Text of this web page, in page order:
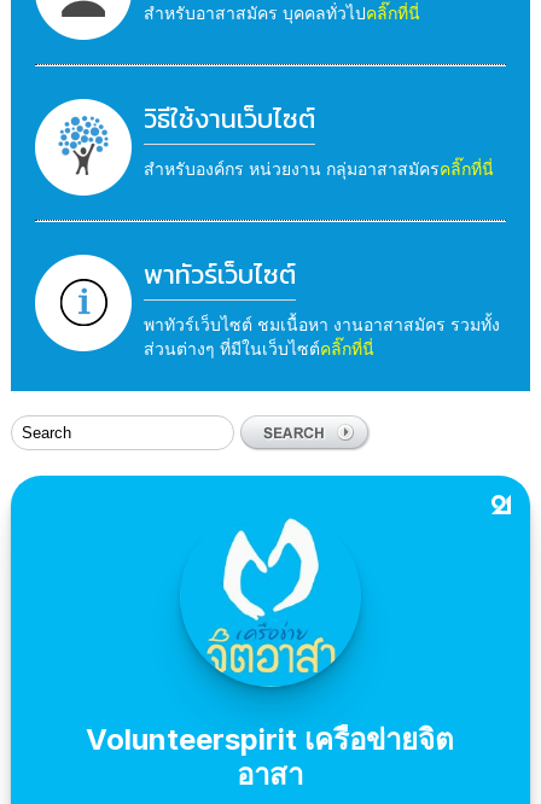
สำหรับอาสาสมัคร บุคคลทั่วไปคลิ๊กที่นี่
วิธีใช้งานเว็บไซต์
สำหรับองค์กร หน่วยงาน กลุ่มอาสาสมัครคลิ๊กที่นี่
พาทัวร์เว็บไซต์
พาทัวร์เว็บไซต์ ชมเนื้อหา งานอาสาสมัคร รวมทั้ง
ส่วนต่างๆ ที่มีในเว็บไซต์คลิ๊กที่นี่